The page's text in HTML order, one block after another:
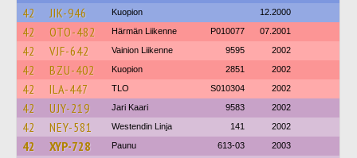
42 JIK-946 Kuopion 12.2000
42 OTO-482 Härmän Liikenne P010077 07.2001
42 VJF-642 Vainion Liikenne 9595 2002
42 BZU-402 Kuopion 2851 2002
42 ILA-447 TLO S010304 2002
42 UJY-219 Jari Kaari 9583 2002
42 NEY-581 Westendin Linja 141 2002
42 XYP-728 Paunu 613-03 2003